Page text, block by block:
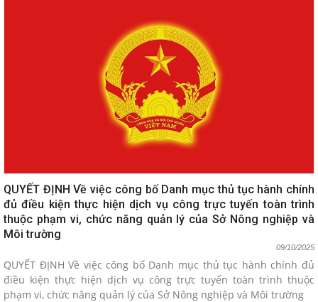
QUYẾT ĐỊNH Về việc công bố Danh mục thủ tục hành chính
đủ điều kiện thực hiện dịch vụ công trực tuyến toàn trình
thuộc phạm vi, chức năng quản lý của Sở Nông nghiệp và
Môi trường
09/10/2025
QUYẾT ĐỊNH Về việc công bố Danh mục thủ tục hành chính đủ
điều kiện thực hiện dịch vụ công trực tuyến toàn trình thuộc
phạm vi, chức năng quản lý của Sở Nông nghiệp và Môi trường